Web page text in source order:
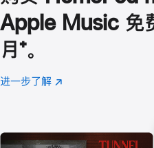
Apple Music 免
月 脚
注
⁺。
进一步了解 Apple
(在
口